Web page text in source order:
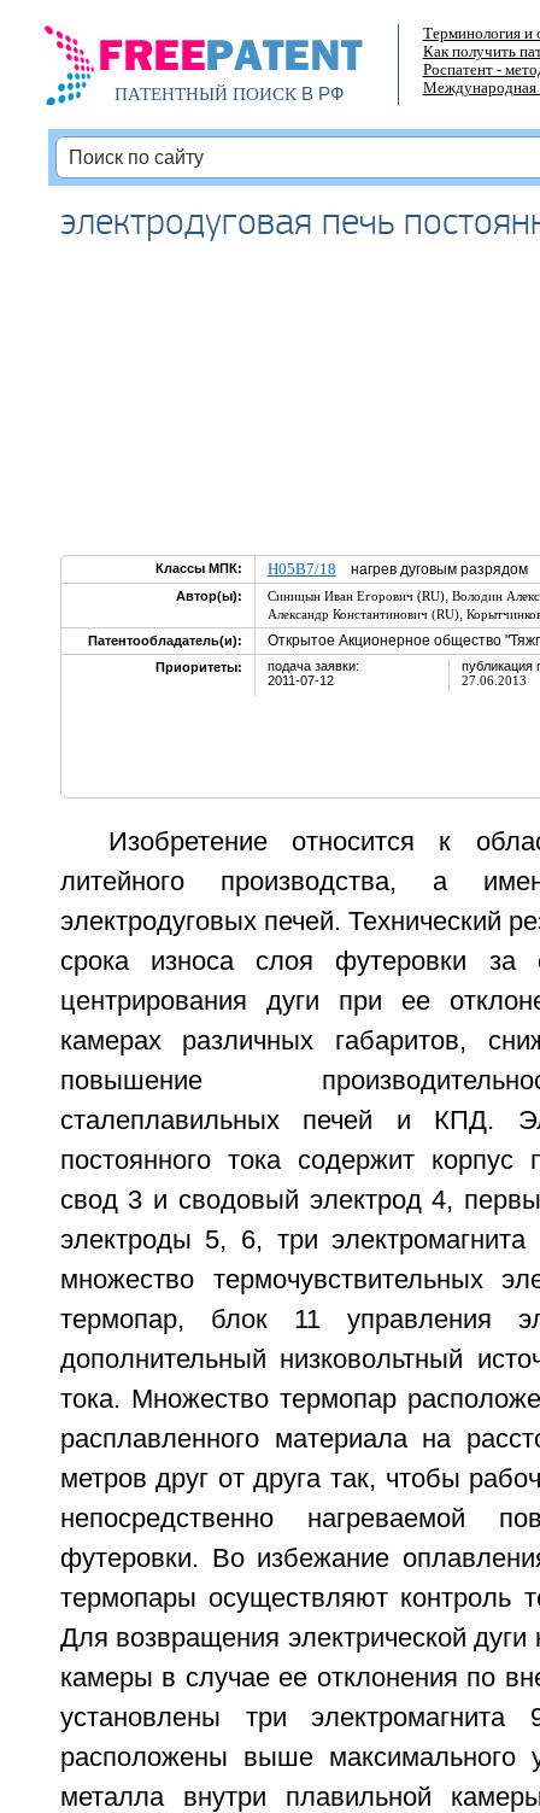
ПАТЕНТНЫЙ ПОИСКВ РФ
Терминология и
Как получить
Роспатент -
Международная
электродуговая печь
Классы МПК: H05B7/18 нагрев дуговым
Автор(ы): Синицын Иван Егорович (RU), Володин
Александр Константинович (RU),
Патентообладатель(и):
Открытое Акционерное общество
Приоритеты:
подача заявки:
2011-07-12
публикация
27.06.2013
Изобретение относится к
литейного производства, а
электродуговых печей. Технический
срока износа слоя футеровки за
центрирования дуги при ее
камерах различных габаритов,
повышение
сталеплавильных печей и КПД.
постоянного тока содержит корпус
свод 3 и сводовый электрод 4,
электроды 5, 6, три электромагнита
множество термочувствительных
термопар, блок 11 управления
дополнительный низковольтный
тока. Множество термопар
расплавленного материала на
метров друг от друга так, чтобы
непосредственно нагреваемой
футеровки. Во избежание
термопары осуществляют контроль
Для возвращения электрической дуги
камеры в случае ее отклонения по
установлены три
расположены выше максимального
металла внутри плавильной